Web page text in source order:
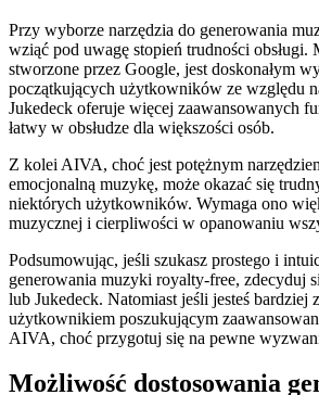
Przy wyborze narzędzia do generowania
wziąć pod uwagę stopień trudności obsługi.
stworzone przez Google, jest doskonałym
początkujących użytkowników ze względu
Jukedeck oferuje więcej zaawansowanych
łatwy w obsłudze dla większości osób.
Z kolei AIVA, choć jest potężnym
emocjonalną muzykę, może okazać się
niektórych użytkowników. Wymaga ono
muzycznej i cierpliwości w opanowaniu
Podsumowując, jeśli szukasz prostego i
generowania muzyki royalty-free, zdecyduj
lub Jukedeck. Natomiast jeśli jesteś bardziej
użytkownikiem poszukującym
AIVA, choć przygotuj się na pewne
Możliwość dostosowania